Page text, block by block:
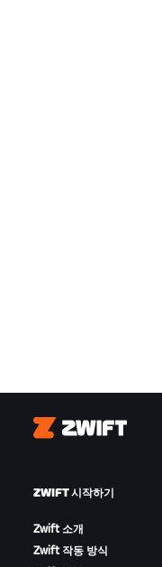
Zwift
ZWIFT 시작하기
Zwift 소개
Zwift 작동 방식